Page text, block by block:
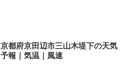
京都府京田辺市三山木堤下の天気
予報｜気温｜風速